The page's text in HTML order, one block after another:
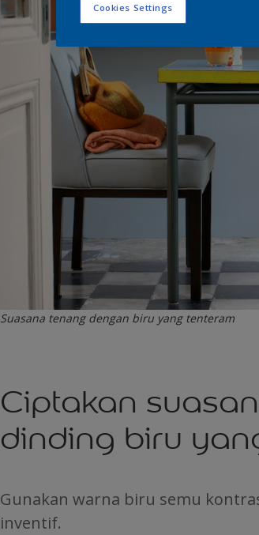
Suasana tenang dengan biru yang tenteram
Ciptakan
dinding biru
Gunakan warna biru semu
inventif.
Cookies Settings